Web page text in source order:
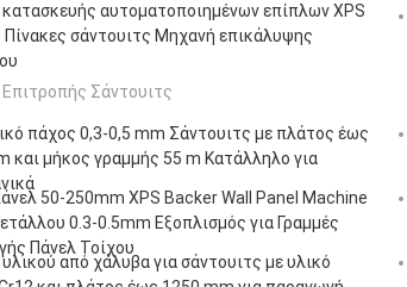
αυτοματοποιημένων επίπλων XPS
Πίνακες σάντουιτς Μηχανή επικάλυψης
Σάντουιτς
πάχος 0,3-0,5 mm Σάντουιτς με πλάτος έως
και μήκος γραμμής 55 m Κατάλληλο για
50-250mm XPS Backer Wall Panel Machine
0.3-0.5mm Εξοπλισμός για Γραμμές
Πάνελ Τοίχου
από χάλυβα για σάντουιτς με υλικό